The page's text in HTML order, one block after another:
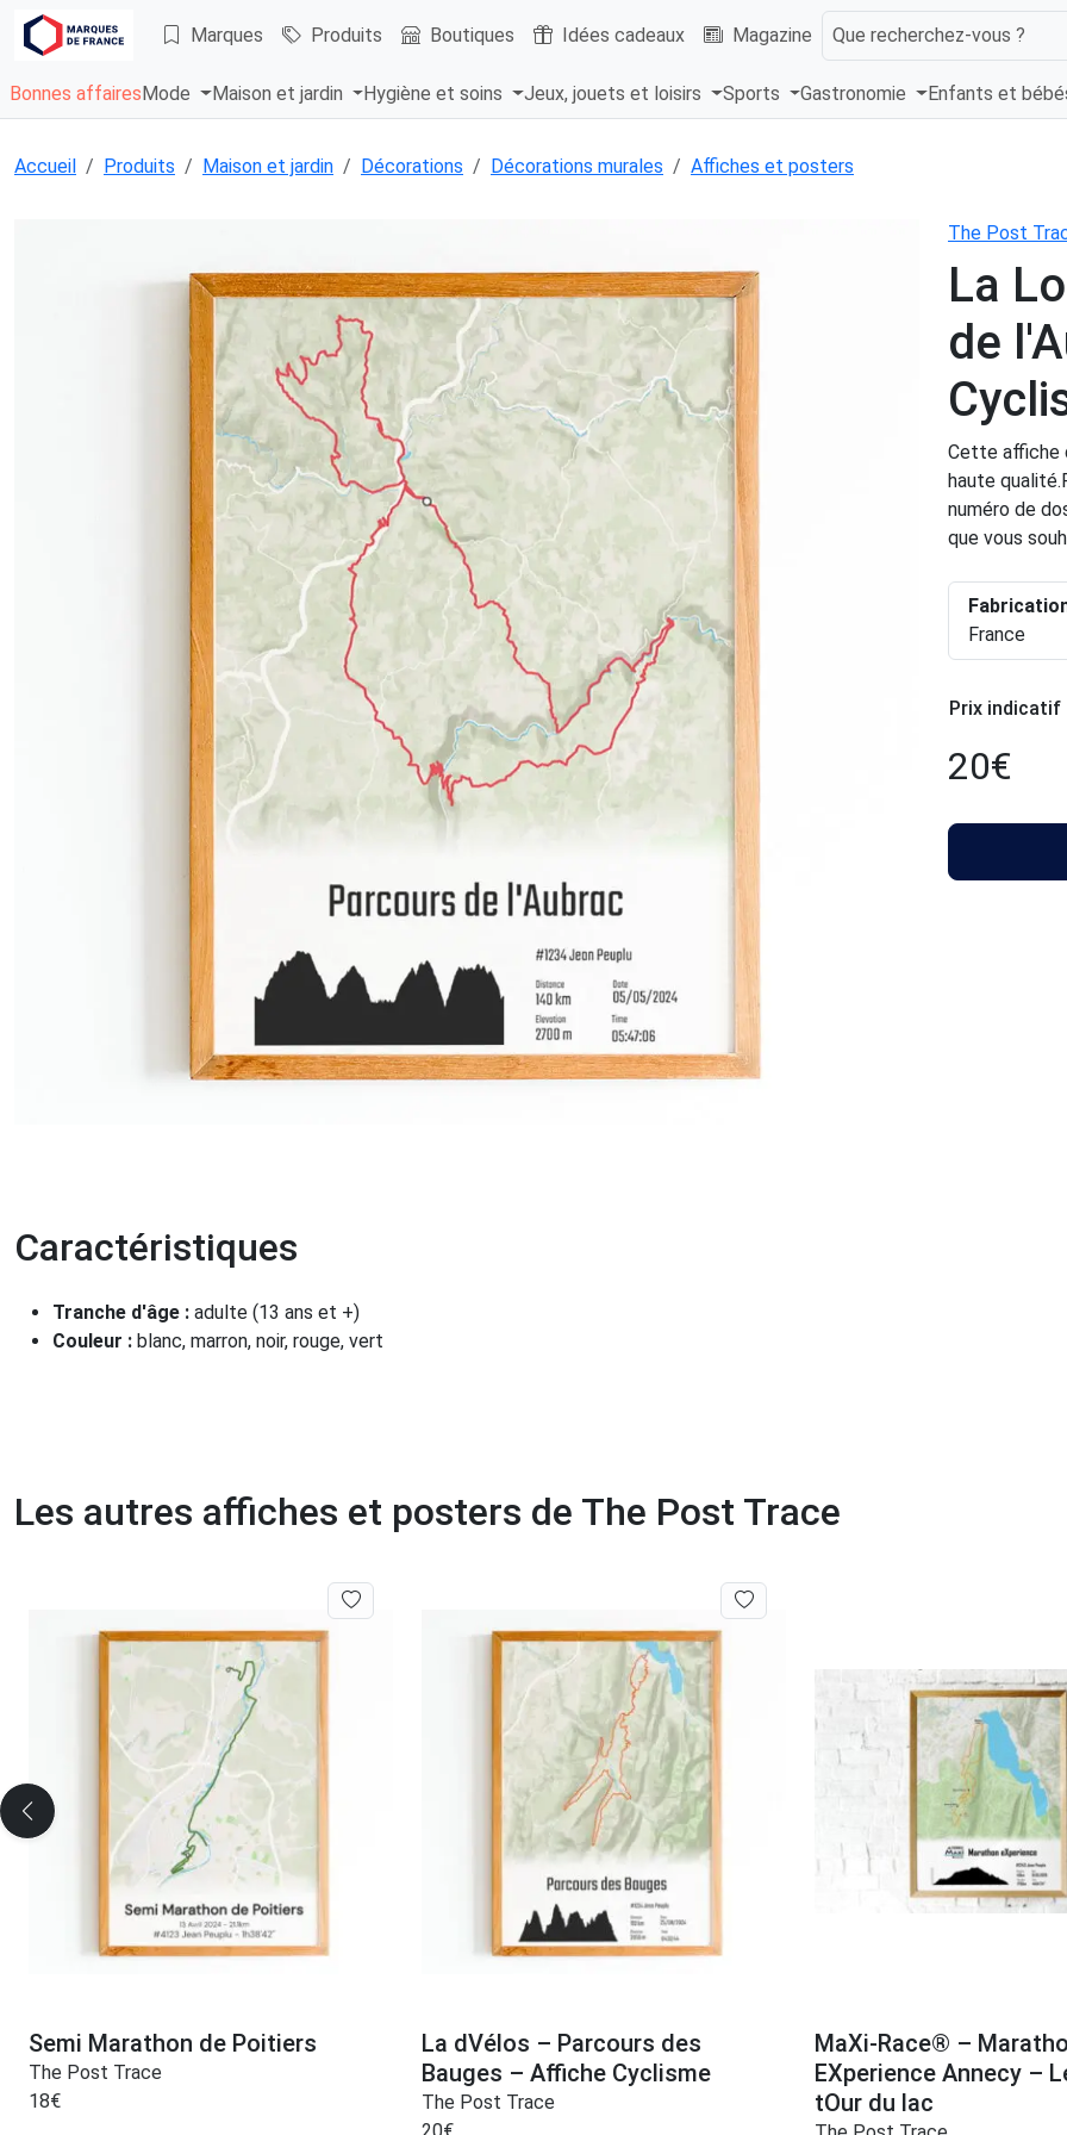
Marques Produits Boutiques Idées cadeaux Magazine Que recherchez-vous ?
Bonnes affaires Mode Maison et jardin Hygiène et soins Jeux, jouets et loisirs Sports Gastronomie Enfants et
Accueil Produits Maison et jardin Décorations Décorations murales Affiches et posters
The Post
La
de
Cette affiche
haute
numéro de
que vous
France
Prix indicatif
20€
Caractéristiques
Tranche d'âge : adulte (13 ans et +)
Couleur : blanc, marron, noir, rouge, vert
Les autres affiches et posters de The Post Trace
Semi Marathon de Poitiers
The Post Trace
18€
La dVélos – Parcours des
Bauges – Affiche Cyclisme
The Post Trace
MaXi-Race® –
EXperience Annecy –
tOur du lac